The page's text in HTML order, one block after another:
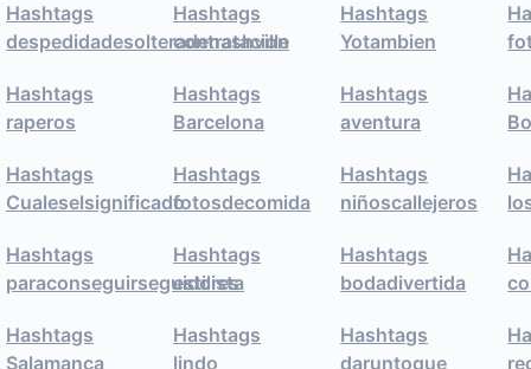
Hashtags
despedidadesolteradenashville
Hashtags
contratacion
Hashtags
Yotambien
Hashtags
raperos
Hashtags
Barcelona
Hashtags
aventura
Hashtags
Cualeselsignificado
Hashtags
fotosdecomida
Hashtags
niñoscallejeros
Hashtags
paraconseguirseguidores
Hashtags
estilista
Hashtags
bodadivertida
Hashtags
Salamanca
Hashtags
lindo
Hashtags
daruntoque